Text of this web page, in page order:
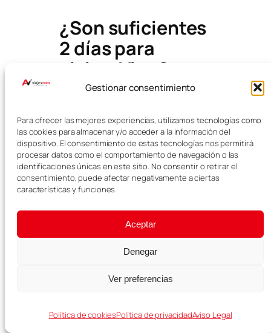
Gestionar consentimiento
Para ofrecer las mejores experiencias, utilizamos tecnologías como
las cookies para almacenar y/o acceder a la información del
dispositivo. El consentimiento de estas tecnologías nos permitirá
procesar datos como el comportamiento de navegación o las
identificaciones únicas en este sitio. No consentir o retirar el
consentimiento, puede afectar negativamente a ciertas
características y funciones.
Aceptar
Denegar
Ver preferencias
Política de cookiesPolítica de privacidadAviso Legal
¿Son suficientes
2 días para
visitar Vigo?
conocer lo esencial de Vigo y
hacer una primera visita a la
ciudad. Si quieres dedicar un día
completo a las Islas Cíes, lo ideal
es ampliar la escapada a 3 días.
¿Cómo ir a las
Islas Cíes desde
Para ir a las Islas Cíes desde Vigo
autorizado desde el puerto. En
temporada alta también es